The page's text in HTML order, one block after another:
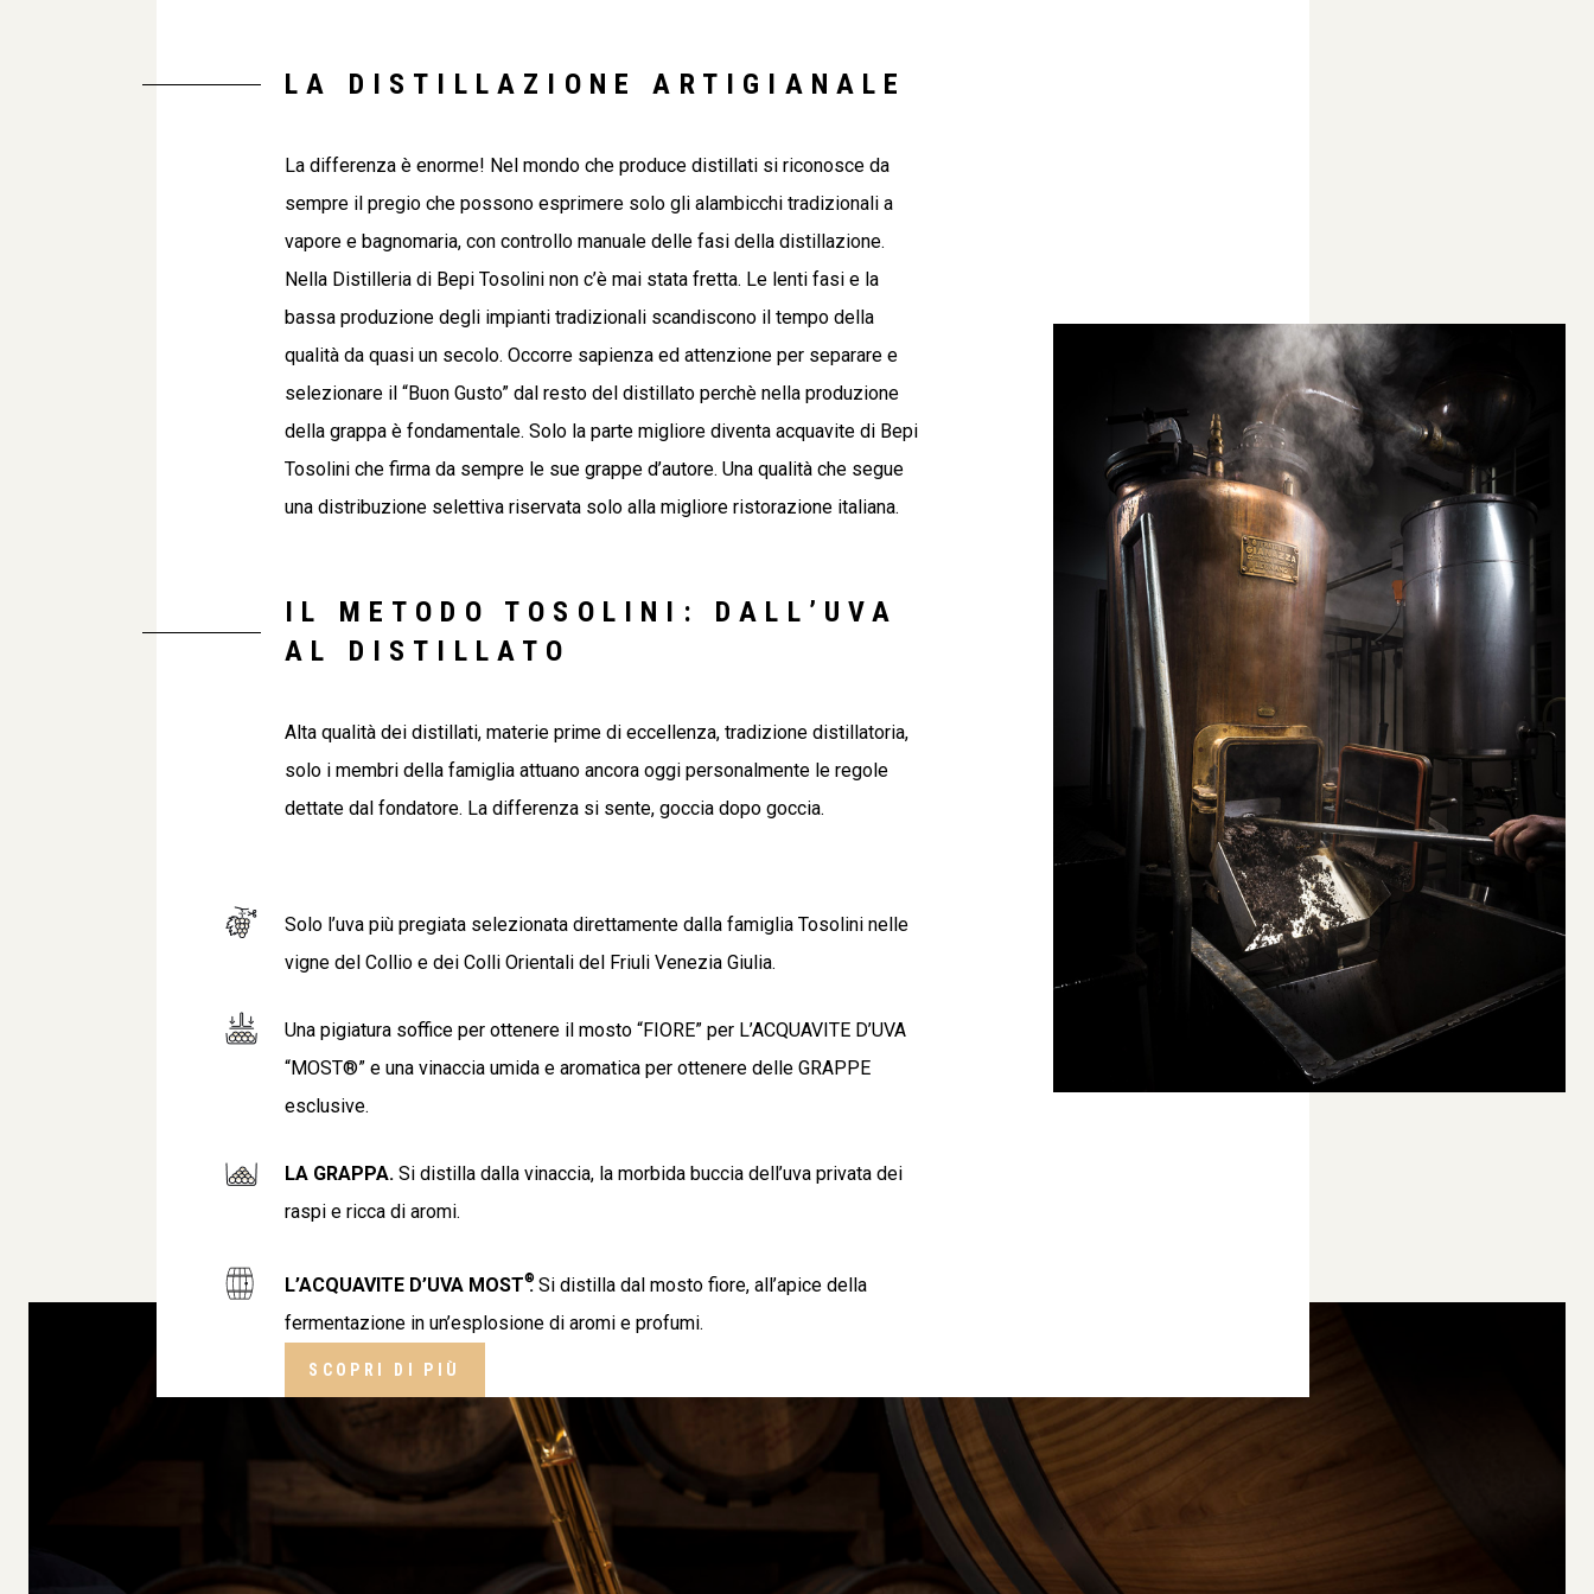
LA DISTILLAZIONE ARTIGIANALE
La differenza è enorme! Nel mondo che produce distillati si riconosce da
sempre il pregio che possono esprimere solo gli alambicchi tradizionali a
vapore e bagnomaria, con controllo manuale delle fasi della distillazione.
Nella Distilleria di Bepi Tosolini non c’è mai stata fretta. Le lenti fasi e la
bassa produzione degli impianti tradizionali scandiscono il tempo della
qualità da quasi un secolo. Occorre sapienza ed attenzione per separare e
selezionare il “Buon Gusto” dal resto del distillato perchè nella produzione
della grappa è fondamentale. Solo la parte migliore diventa acquavite di Bepi
Tosolini che firma da sempre le sue grappe d’autore. Una qualità che segue
una distribuzione selettiva riservata solo alla migliore ristorazione italiana.
IL METODO TOSOLINI: DALL’UVA
AL DISTILLATO
Alta qualità dei distillati, materie prime di eccellenza, tradizione distillatoria,
solo i membri della famiglia attuano ancora oggi personalmente le regole
dettate dal fondatore. La differenza si sente, goccia dopo goccia.
Solo l’uva più pregiata selezionata direttamente dalla famiglia Tosolini nelle
vigne del Collio e dei Colli Orientali del Friuli Venezia Giulia.
Una pigiatura soffice per ottenere il mosto “FIORE” per L’ACQUAVITE D’UVA
“MOST®” e una vinaccia umida e aromatica per ottenere delle GRAPPE
esclusive.
LA GRAPPA. Si distilla dalla vinaccia, la morbida buccia dell’uva privata dei
raspi e ricca di aromi.
L’ACQUAVITE D’UVA MOST . Si distilla dal mosto fiore, all’apice della
fermentazione in un’esplosione di aromi e profumi.
SCOPRI DI PIÙ